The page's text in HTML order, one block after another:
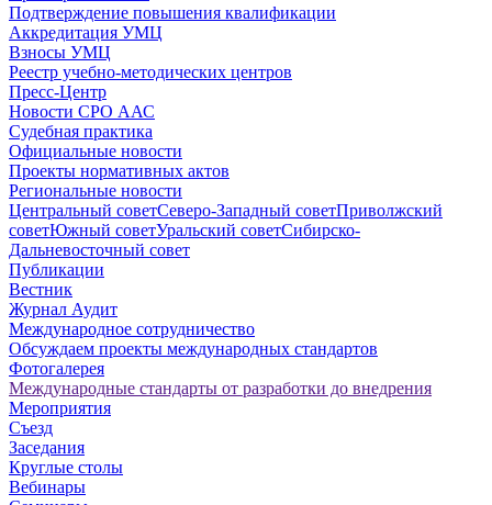
Подтверждение повышения квалификации
Аккредитация УМЦ
Взносы УМЦ
Реестр учебно-методических центров
Пресс-Центр
Новости СРО ААС
Судебная практика
Официальные новости
Проекты нормативных актов
Региональные новости
Центральный советСеверо-Западный советПриволжский
советЮжный советУральский советСибирско-
Дальневосточный совет
Публикации
Вестник
Журнал Аудит
Международное сотрудничество
Обсуждаем проекты международных стандартов
Фотогалерея
Международные стандарты от разработки до внедрения
Мероприятия
Съезд
Заседания
Круглые столы
Вебинары